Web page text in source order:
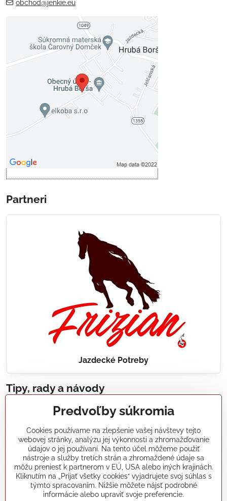
obchod@jenkie.eu
Externý obsah je blokovaný
Voľbami súkromia
Prajete si načítať externý obsah?
Povoliť tentokrát
Povoliť a zapamätať - súhlas s
Partneri
Jazdecké Potreby
Tipy, rady a návody
Realizácie záhradných jazierok, bazénov, fontán,
Články a blogy
Rady a návody
Predvoľby súkromia
Cookies používame na zlepšenie vašej návštevy tejto
webovej stránky, analýzu jej výkonnosti a zhromažďovanie
údajov o jej používaní. Na tento účel môžeme použiť
nástroje a služby tretích strán a zhromaždené údaje sa
môžu preniesť k partnerom v EÚ, USA alebo iných krajinách.
Kliknutím na „Prijať všetky cookies“ vyjadrujete svoj súhlas s
týmto spracovaním. Nižšie môžete nájsť podrobné
informácie alebo upraviť svoje preferencie.